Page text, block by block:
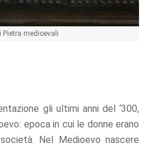
Pietra medioevali
gli ultimi anni del ‘300,
epoca in cui le donne erano
Nel Medioevo nascere